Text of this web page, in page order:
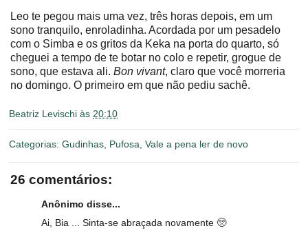
Leo te pegou mais uma vez, três horas depois, em um
sono tranquilo, enroladinha. Acordada por um pesadelo
com o Simba e os gritos da Keka na porta do quarto, só
cheguei a tempo de te botar no colo e repetir, grogue de
sono, que estava ali. Bon vivant, claro que você morreria
no domingo. O primeiro em que não pediu sachê.
Beatriz Levischi às 20:10
Categorias: Gudinhas Pufosa Vale a pena ler de novo
26 comentários:
Anônimo disse...
Ai, Bia ... Sinta-se abraçada novamente 🥺